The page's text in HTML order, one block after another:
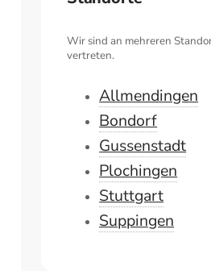
Wir sind an mehreren
vertreten.
Allmendingen
Bondorf
Gussenstadt
Plochingen
Stuttgart
Suppingen